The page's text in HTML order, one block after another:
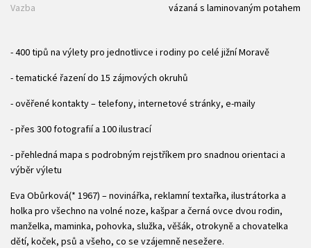
Vazba
vázaná s laminovaným potahem
- 400 tipů na výlety pro jednotlivce i rodiny po celé jižní Moravě
- tematické řazení do 15 zájmových okruhů
- ověřené kontakty – telefony, internetové stránky, e-maily
- přes 300 fotografií a 100 ilustrací
- přehledná mapa s podrobným rejstříkem pro snadnou orientaci a
výběr výletu
Eva Obůrková(* 1967) – novinářka, reklamní textařka, ilustrátorka a
holka pro všechno na volné noze, kašpar a černá ovce dvou rodin,
manželka, maminka, pohovka, služka, věšák, otrokyně a chovatelka
dětí, koček, psů a všeho, co se vzájemně nesežere.